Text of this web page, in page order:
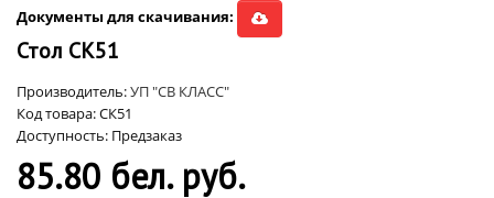
Документы для скачивания:
Стол СК51
Производитель:УП "СВ КЛАСС"
Код товара: СК51
Доступность: Предзаказ
85.80 бел. руб.